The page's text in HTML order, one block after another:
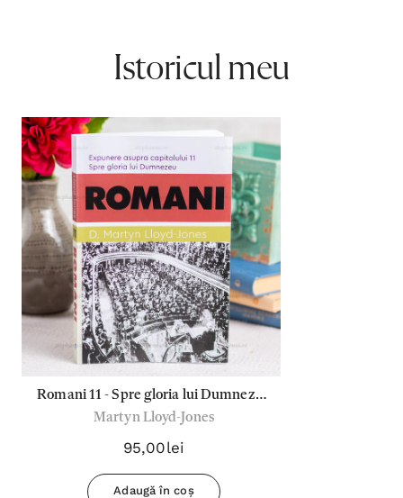
Istoricul meu
Romani 11 - Spre gloria lui Dumnezeu
(Cap.11)
Martyn Lloyd-Jones
95,00lei
Adaugă în coș